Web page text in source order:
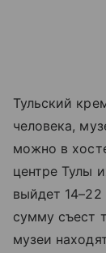
Тульский
человека,
можно в
центре Тулы
выйдет
сумму съест
музеи